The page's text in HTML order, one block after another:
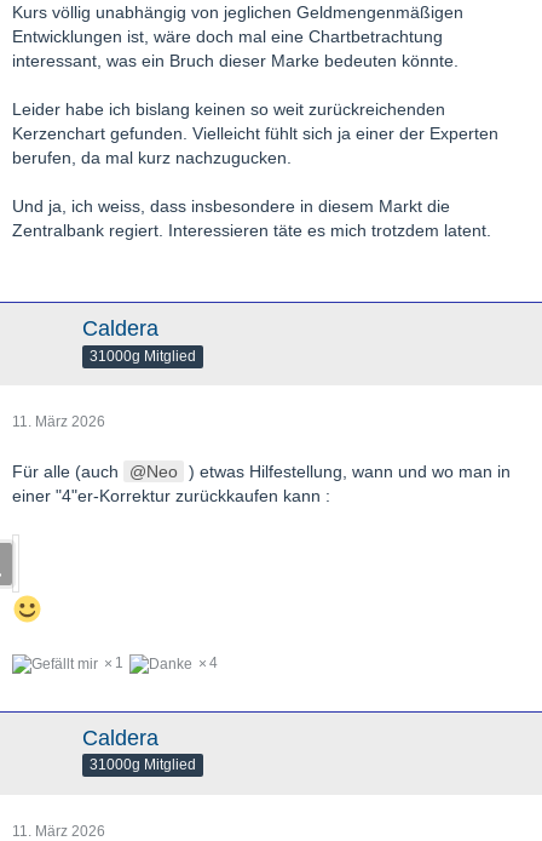
Kurs völlig unabhängig von jeglichen Geldmengenmäßigen
Entwicklungen ist, wäre doch mal eine Chartbetrachtung
interessant, was ein Bruch dieser Marke bedeuten könnte.
Leider habe ich bislang keinen so weit zurückreichenden
Kerzenchart gefunden. Vielleicht fühlt sich ja einer der Experten
berufen, da mal kurz nachzugucken.
Und ja, ich weiss, dass insbesondere in diesem Markt die
Zentralbank regiert. Interessieren täte es mich trotzdem latent.
Caldera
31000g Mitglied
11. März 2026
Für alle (auch Neo ) etwas Hilfestellung, wann und wo man in
einer "4"er-Korrektur zurückkaufen kann :
1 4
Caldera
31000g Mitglied
11. März 2026